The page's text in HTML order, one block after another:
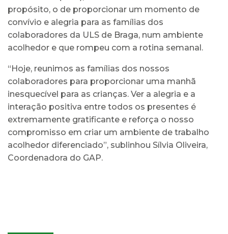
propósito, o de proporcionar um momento de
convívio e alegria para as famílias dos
colaboradores da ULS de Braga, num ambiente
acolhedor e que rompeu com a rotina semanal.
“Hoje, reunimos as famílias dos nossos
colaboradores para proporcionar uma manhã
inesquecível para as crianças. Ver a alegria e a
interação positiva entre todos os presentes é
extremamente gratificante e reforça o nosso
compromisso em criar um ambiente de trabalho
acolhedor diferenciado”, sublinhou Sílvia Oliveira,
Coordenadora do GAP.